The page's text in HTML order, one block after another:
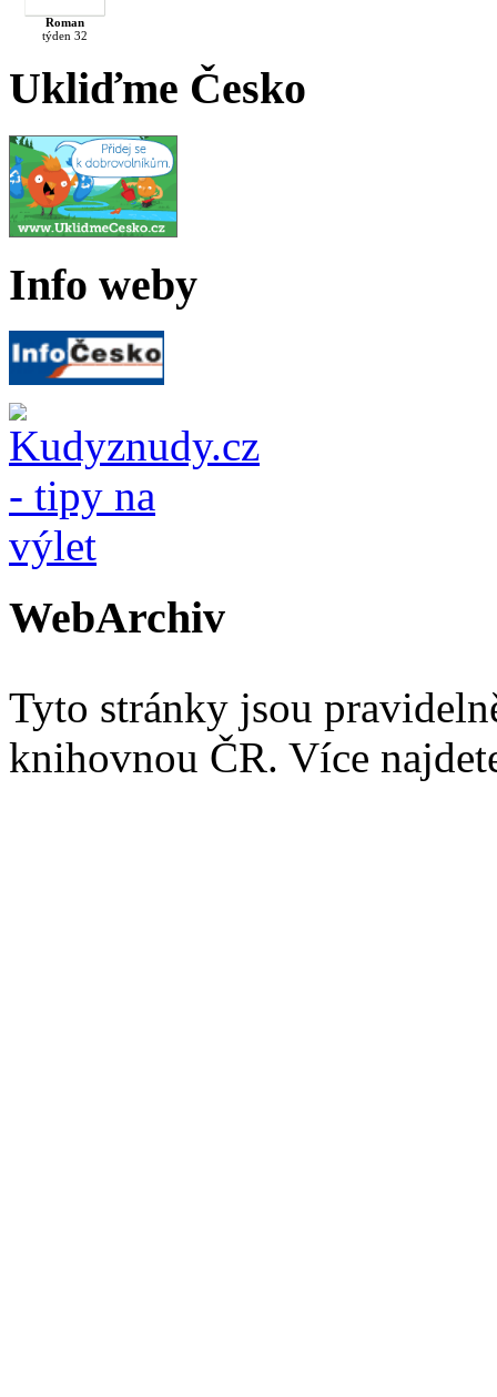
Roman
týden 32
Ukliďme Česko
Info weby
WebArchiv
Tyto stránky jsou
knihovnou ČR. Více